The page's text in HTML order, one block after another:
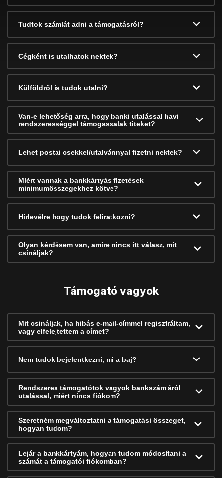
Tudtok számlát adni a támogatásról?
Cégként is utalhatok nektek?
Külföldről is tudok utalni?
Van-e lehetőség arra, hogy banki utalással havi
rendszerességgel támogassalak titeket?
Lehet postai csekkel/utalvánnyal fizetni nektek?
Miért vannak a bankkártyás fizetések
minimumösszegekhez kötve?
Hírlevélre hogy tudok feliratkozni?
Olyan kérdésem van, amire nincs itt válasz, mit
csináljak?
Támogató vagyok
Mit csináljak, ha hibás e-mail-címmel regisztráltam,
vagy elfelejtettem a címet?
Nem tudok bejelentkezni, mi a baj?
Rendszeres támogatótok vagyok bankszámláról
utalással, miért nincs fiókom?
Szeretném megváltoztatni a támogatási összeget,
hogyan tudom?
Lejár a bankkártyám, hogyan tudom módosítani a
számát a támogatói fiókomban?